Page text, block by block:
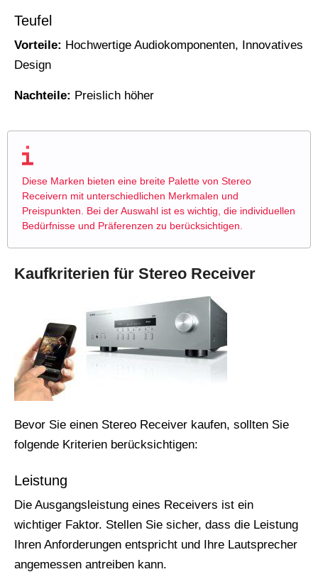
Teufel
Vorteile: Hochwertige Audiokomponenten, Innovatives
Design
Nachteile: Preislich höher
Diese Marken bieten eine breite Palette von Stereo
Receivern mit unterschiedlichen Merkmalen und
Preispunkten. Bei der Auswahl ist es wichtig, die individuellen
Bedürfnisse und Präferenzen zu berücksichtigen.
Kaufkriterien für Stereo Receiver
Bevor Sie einen Stereo Receiver kaufen, sollten Sie
folgende Kriterien berücksichtigen:
Leistung
Die Ausgangsleistung eines Receivers ist ein
wichtiger Faktor. Stellen Sie sicher, dass die Leistung
Ihren Anforderungen entspricht und Ihre Lautsprecher
angemessen antreiben kann.